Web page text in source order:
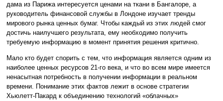
дама из Парижа интересуется ценами на ткани в Бангалоре, а
руководитель финансовой службы в Лондоне изучает тренды
мирового рынка ценных бумаг. Чтобы каждый из этих людей смог
достичь наилучшего результата, ему необходимо получить
требуемую информацию в момент принятия решения критично.
Мало кто будет спорить с тем, что информация является одним из
наиболее ценных ресурсов 21-го века, и что во всем мире имеется
ненасытная потребность в получении информации в реальном
времени. Понимание этих фактов лежит в основе стратегии
Хьюлетт-Пакард к объединению технологий «облачных»